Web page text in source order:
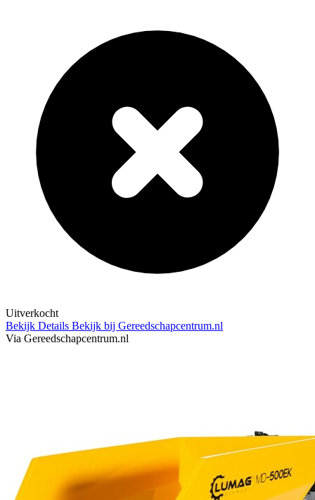
Uitverkocht
Bekijk Details Bekijk bij Gereedschapcentrum.nl
Via Gereedschapcentrum.nl